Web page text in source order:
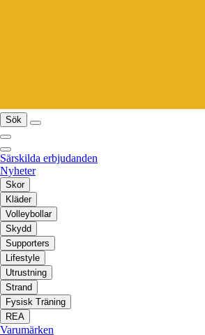
Sök
Särskilda erbjudanden
Nyheter
Skor
Kläder
Volleybollar
Skydd
Supporters
Lifestyle
Utrustning
Strand
Fysisk Träning
REA
Varumärken